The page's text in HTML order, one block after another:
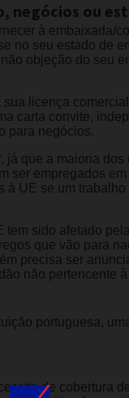
negócios ou
à embaixada/
no seu estado de
objeção do seu
licença
carta convite,
para negócios.
que a maioria
ser empregados
UE se um
sido afetado
que vão para
precisa ser
não pertencente
portuguesa,
de cobertura